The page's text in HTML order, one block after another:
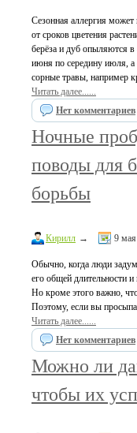
Сезонная аллергия
от сроков цветения
берёза и дуб опыляются в
июня по середину июля, а
сорные травы, например
Читать далее......
Нет комментариев
Ночные
поводы для
борьбы
Кирилл → 9
Обычно, когда люди
его общей длительности
Но кроме этого важно,
Поэтому, если вы
Читать далее......
Нет комментариев
Можно ли
чтобы их